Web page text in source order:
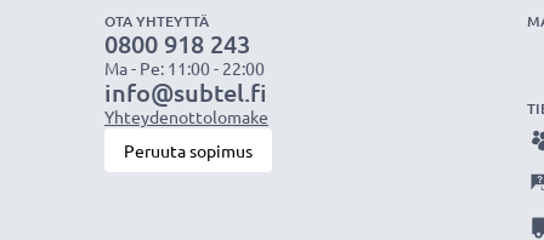
OTA YHTEYTTÄ
0800 918 243
Ma - Pe: 11:00 - 22:00
info@subtel.fi
Yhteydenottolomake
Peruuta sopimus